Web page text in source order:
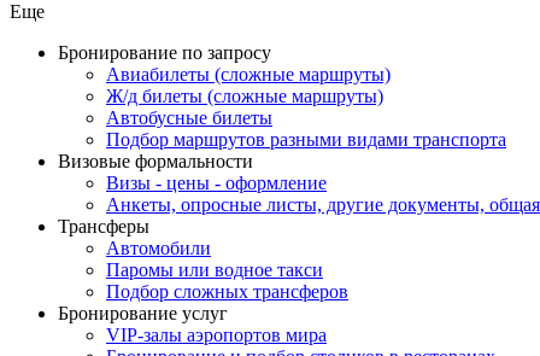
Еще
Бронирование по запросу
Авиабилеты (сложные маршруты)
Ж/д билеты (сложные маршруты)
Автобусные билеты
Подбор маршрутов разными видами транспорта
Визовые формальности
Визы - цены - оформление
Анкеты, опросные листы, другие документы,
Трансферы
Автомобили
Паромы или водное такси
Подбор сложных трансферов
Бронирование услуг
VIP-залы аэропортов мира